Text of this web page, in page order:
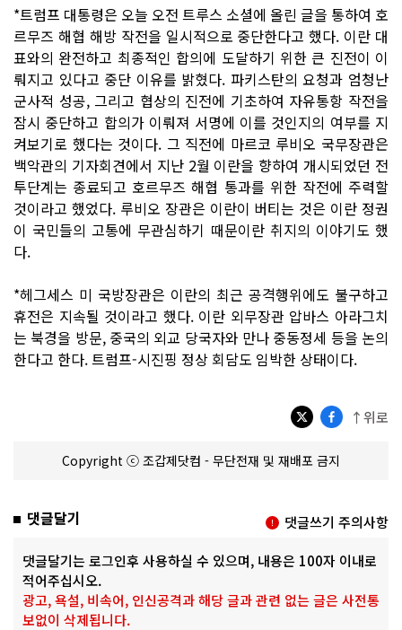
*트럼프 대통령은 오늘 오전 트루스 소셜에 올린 글을 통하여 호
르무즈 해협 해방 작전을 일시적으로 중단한다고 했다. 이란 대
표와의 완전하고 최종적인 합의에 도달하기 위한 큰 진전이 이
뤄지고 있다고 중단 이유를 밝혔다. 파키스탄의 요청과 엄청난
군사적 성공, 그리고 협상의 진전에 기초하여 자유통항 작전을
잠시 중단하고 합의가 이뤄져 서명에 이를 것인지의 여부를 지
켜보기로 했다는 것이다. 그 직전에 마르코 루비오 국무장관은
백악관의 기자회견에서 지난 2월 이란을 향하여 개시되었던 전
투단계는 종료되고 호르무즈 해협 통과를 위한 작전에 주력할
것이라고 했었다. 루비오 장관은 이란이 버티는 것은 이란 정권
이 국민들의 고통에 무관심하기 때문이란 취지의 이야기도 했
다.
*헤그세스 미 국방장관은 이란의 최근 공격행위에도 불구하고
휴전은 지속될 것이라고 했다. 이란 외무장관 압바스 아라그치
는 북경을 방문, 중국의 외교 당국자와 만나 중동정세 등을 논의
한다고 한다. 트럼프-시진핑 정상 회담도 임박한 상태이다.
↑위로
Copyright ⓒ 조갑제닷컴 - 무단전재 및 재배포 금지
댓글달기 댓글쓰기 주의사항
댓글달기는 로그인후 사용하실 수 있으며, 내용은 100자 이내로
적어주십시오.
광고, 욕설, 비속어, 인신공격과 해당 글과 관련 없는 글은 사전통
보없이 삭제됩니다.